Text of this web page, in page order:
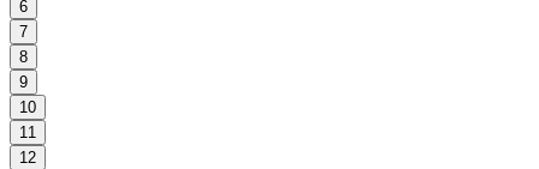
6
7
8
9
10
11
12